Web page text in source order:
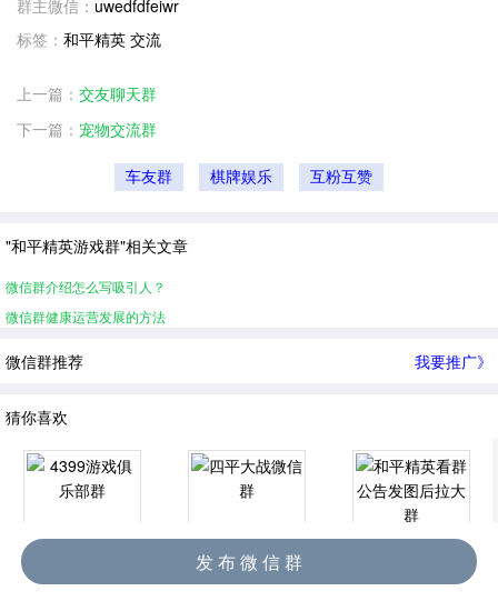
群主微信： uwedfdfeiwr
标签： 和平精英 交流
上一篇： 交友聊天群
下一篇： 宠物交流群
车友群 棋牌娱乐 互粉互赞
"和平精英游戏群"相关文章
微信群介绍怎么写吸引人？
微信群健康运营发展的方法
微信群推荐 我要推广》
猜你喜欢
4399游戏俱乐部群 四平大战微信群 和平精英看群公告发图后拉大群
发 布 微 信 群